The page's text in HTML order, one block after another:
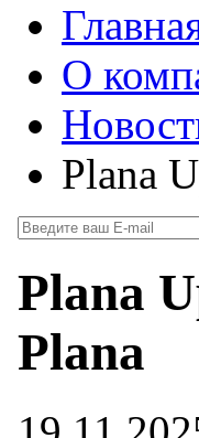
О
Plana
Plana
Plana